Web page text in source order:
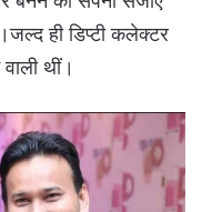
ही डिप्टी कलेक्टर
थीं।